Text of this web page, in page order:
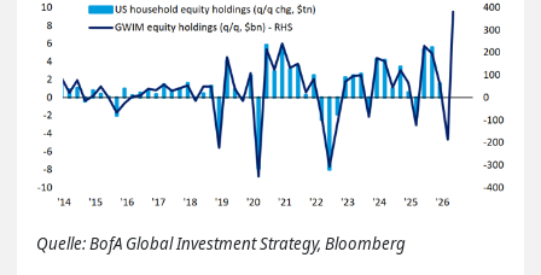
Quelle: BofA Global Investment Strategy, Bloomberg